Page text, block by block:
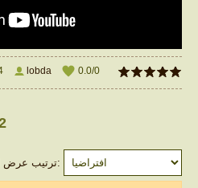
lobda 0.0/0
ترتيب عرض التعليقات: